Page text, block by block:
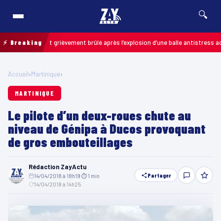
🔍
⚡ Breaking
enfant grièvement brûlé après l’explosion d’une balle antistress achetée
Accueil›Martinique›
MARTINIQUE
Le pilote d’un deux-roues chute au
niveau de Génipa à Ducos provoquant
de gros embouteillages
Rédaction ZayActu
14/04/2018 à 18h19 ⏱ 1 min
14/04/2018 à 14h25
Partager